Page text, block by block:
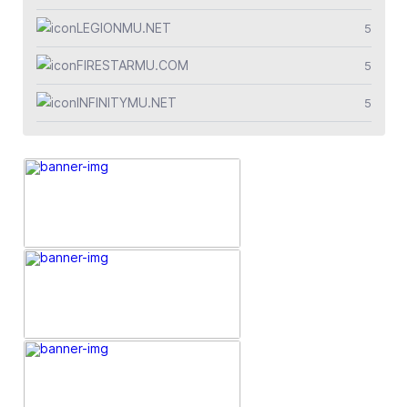
LEGIONMU.NET 5
FIRESTARMU.COM 5
INFINITYMU.NET 5